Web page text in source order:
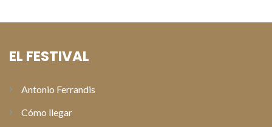
EL FESTIVAL
Antonio Ferrandis
Cómo llegar